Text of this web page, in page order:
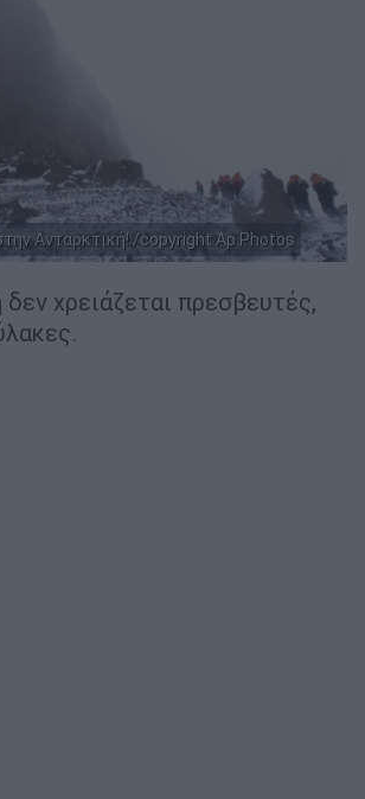
Ανταρκτική! /copyright Ap Photos
χρειάζεται πρεσβευτές,